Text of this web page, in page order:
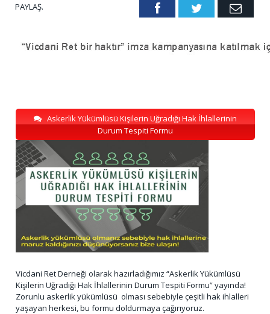
PAYLAŞ. FacebookTwitter Email
Askerlik Yükümlüsü Kişilerin Uğradığı Hak İhlallerinin
Durum Tespiti Formu
Vicdani Ret Derneği olarak hazırladığımız “Askerlik Yükümlüsü
Kişilerin Uğradığı Hak İhlallerinin Durum Tespiti Formu” yayında!
Zorunlu askerlik yükümlüsü olması sebebiyle çeşitli hak ihlalleri
yaşayan herkesi, bu formu doldurmaya çağırıyoruz.